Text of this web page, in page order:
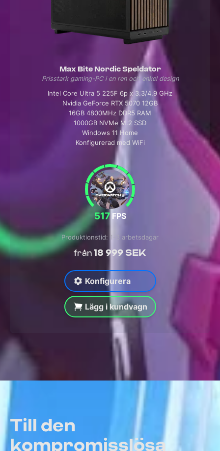
Max Bite Nordic Speldator
Prisstark gaming-PC i en ren och enkel design
Intel Core Ultra 5 225F 6p x 3.3/4.9 GHz
Nvidia GeForce RTX 5070 12GB
16GB 4800MHz DDR5 RAM
1000GB NVMe M.2 SSD
Windows 11 Home
Konfigurerad med WiFi
517 FPS
från 18 999 SEK
Produktionstid: 1-3 arbetsdagar
Konfigurera
Lägg i kundvagn
Till den
kompromisslösa